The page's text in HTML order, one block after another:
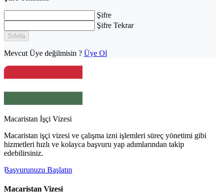
Şifre
Şifre Tekrar
Sıfırla
Mevcut Üye değilmisin ? Üye Ol
Macaristan İşçi Vizesi
Macaristan işçi vizesi ve çalışma izni işlemleri süreç yönetimi gibi
hizmetleri hızlı ve kolayca başvuru yap adımlarından takip
edebilirsiniz.
Başvurunuzu Başlatın
Macaristan Vizesi